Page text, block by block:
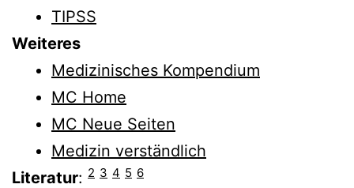
TIPSS
Weiteres
Medizinisches Kompendium
MC Home
MC Neue Seiten
Medizin verständlich
Literatur: 2 3 4 5 6